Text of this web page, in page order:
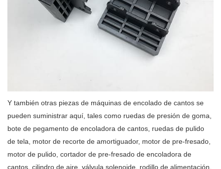
Y también otras piezas de máquinas de encolado de cantos se
pueden suministrar aquí, tales como ruedas de presión de goma,
bote de pegamento de encoladora de cantos, ruedas de pulido
de tela, motor de recorte de amortiguador, motor de pre-fresado,
motor de pulido, cortador de pre-fresado de encoladora de
cantos, cilindro de aire, válvula solenoide, rodillo de alimentación,